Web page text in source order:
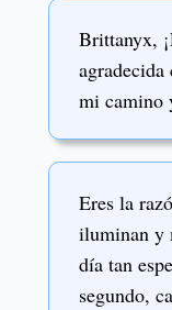
Brittanyx,
mi camino
Eres la
iluminan y
día tan
segundo,